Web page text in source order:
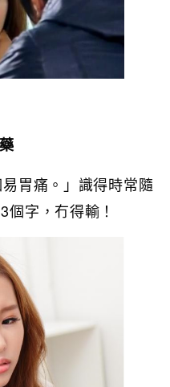
胃痛。」識得時常隨
字，冇得輸！